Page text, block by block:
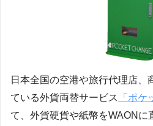
日本全国の空港や旅行代理店、
ている外貨両替サービス
「ポケ
て、外貨硬貨や紙幣をWAONに